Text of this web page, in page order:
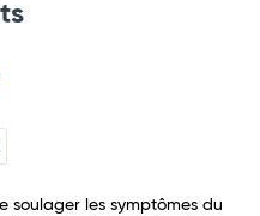
soulager les symptômes du